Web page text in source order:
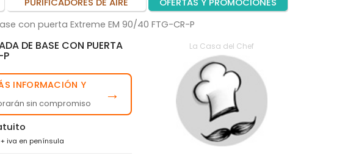
con puerta Extreme EM 90/40 FTG-CR-P
DE BASE CON PUERTA
P
INFORMACIÓN Y
sin compromiso →
iva en península
La Casa del Chef